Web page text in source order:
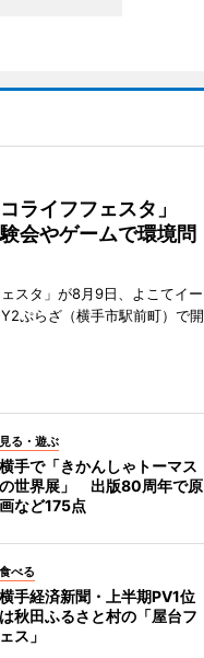
ライフフェスタ」
会やゲームで環境問
ェスタ」が8月9日、よこてイー
ぷらざ（横手市駅前町）で開
見る・遊ぶ
横手で「きかんしゃトーマス
の世界展」 出版80周年で原
画など175点
食べる
横手経済新聞・上半期PV1位
は秋田ふるさと村の「屋台フ
ェス」